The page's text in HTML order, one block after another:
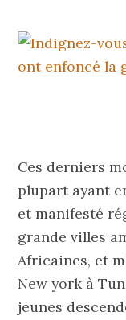
Ces derniers
plupart ayant
et manifesté
grande villes
Africaines, et
New york à
jeunes